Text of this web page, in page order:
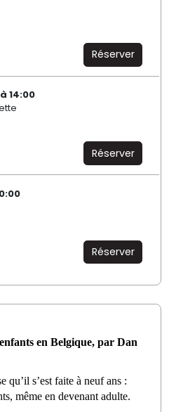
Réserver
14:00
Réserver
Réserver
en Belgique, par Dan
qu’il s’est faite à neuf ans :
même en devenant adulte.